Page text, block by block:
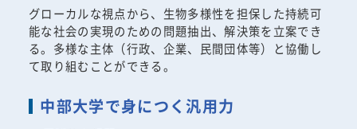
グローカルな視点から、生物多様性を担保した持続可
能な社会の実現のための問題抽出、解決策を立案でき
る。多様な主体（行政、企業、民間団体等）と協働し
て取り組むことができる。
中部大学で身につく汎用力